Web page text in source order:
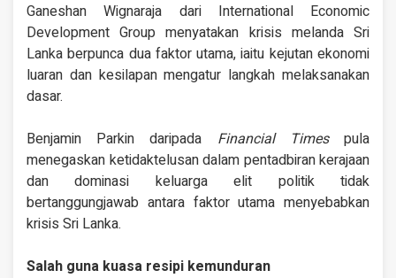
Ganeshan Wignaraja dari International Economic
Development Group menyatakan krisis melanda Sri
Lanka berpunca dua faktor utama, iaitu kejutan ekonomi
luaran dan kesilapan mengatur langkah melaksanakan
dasar.
Benjamin Parkin daripada Financial Timespula
menegaskan ketidaktelusan dalam pentadbiran kerajaan
dan dominasi keluarga elit politik tidak
bertanggungjawab antara faktor utama menyebabkan
krisis Sri Lanka.
Salah guna kuasa resipi kemunduran